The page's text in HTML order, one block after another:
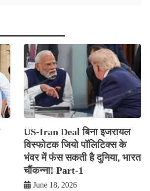
US-Iran Deal बिना इजरायल
विस्फोटक जियो पॉलिटिक्स के
भंवर में फंस सकती है दुनिया, भारत
चौंकन्ना! Part-1
June 18, 2026